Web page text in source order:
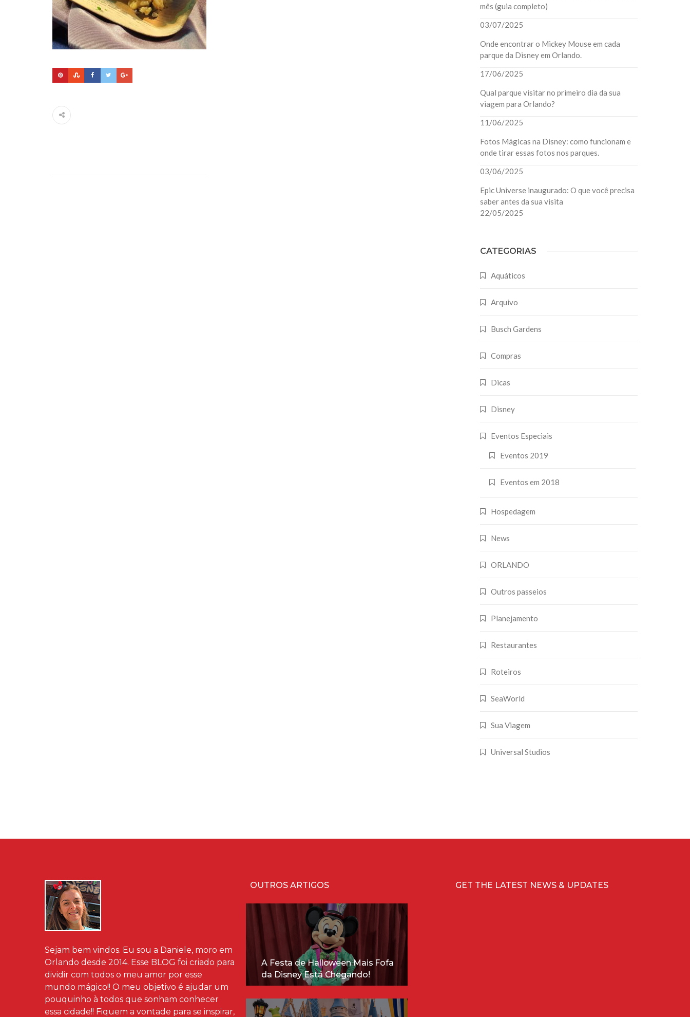
mês (guia completo)
03/07/2025
Onde encontrar o Mickey Mouse em cada
parque da Disney em Orlando.
17/06/2025
Qual parque visitar no primeiro dia da sua
viagem para Orlando?
11/06/2025
Fotos Mágicas na Disney: como funcionam e
onde tirar essas fotos nos parques.
03/06/2025
Epic Universe inaugurado: O que você precisa
saber antes da sua visita
22/05/2025
CATEGORIAS
Aquáticos
Arquivo
Busch Gardens
Compras
Dicas
Disney
Eventos Especiais
Eventos 2019
Eventos em 2018
Hospedagem
News
ORLANDO
Outros passeios
Planejamento
Restaurantes
Roteiros
SeaWorld
Sua Viagem
Universal Studios
Sejam bem vindos. Eu sou a Daniele, moro em
Orlando desde 2014. Esse BLOG foi criado para
dividir com todos o meu amor por esse
mundo mágico!! O meu objetivo é ajudar um
pouquinho à todos que sonham conhecer
essa cidade!! Fiquem a vontade para se inspirar,
OUTROS ARTIGOS
A Festa de Halloween Mais Fofa
da Disney Está Chegando!
GET THE LATEST NEWS & UPDATES